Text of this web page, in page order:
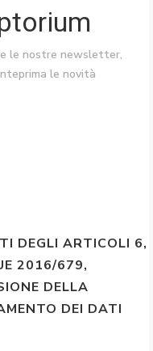
le nostre newsletter,
le novità
DEGLI ARTICOLI 6,
2016/679,
DELLA
DEI DATI